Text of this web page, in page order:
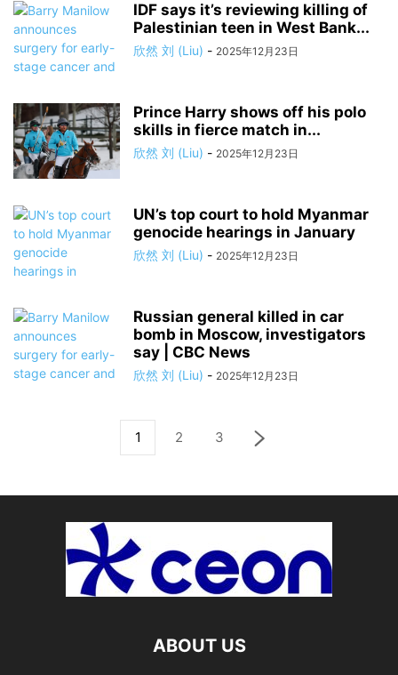
IDF says it’s reviewing killing of
Palestinian teen in West Bank...
欣然 刘 (Liu) - 2025年12月23日
Prince Harry shows off his polo
skills in fierce match in...
欣然 刘 (Liu) - 2025年12月23日
UN’s top court to hold Myanmar
genocide hearings in January
欣然 刘 (Liu) - 2025年12月23日
Russian general killed in car
bomb in Moscow, investigators
say | CBC News
欣然 刘 (Liu) - 2025年12月23日
1 2 3
ABOUT US